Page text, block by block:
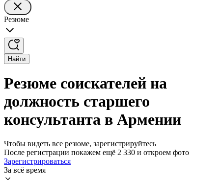
Резюме
Найти
Резюме соискателей на
должность старшего
консультанта в Армении
Чтобы видеть все резюме, зарегистрируйтесь
После регистрации покажем ещё 2 330 и откроем фото
Зарегистрироваться
За всё время